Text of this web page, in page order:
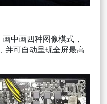
中画四种图像模式，
并可自动呈现全屏最高